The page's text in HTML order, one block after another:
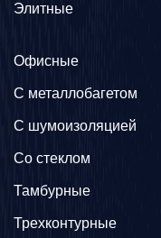
Элитные
Офисные
C металлобагетом
С шумоизоляцией
Со стеклом
Тамбурные
Трехконтурные